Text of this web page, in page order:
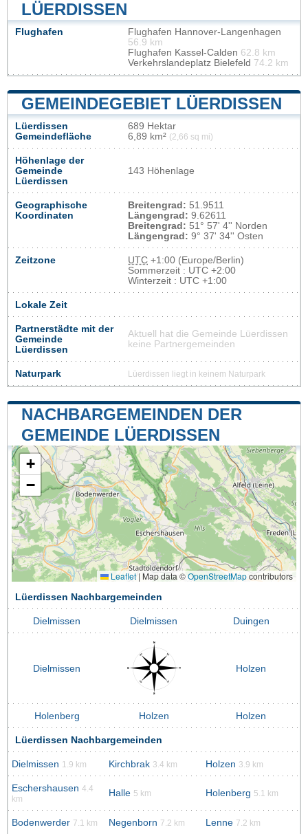
LÜERDISSEN
Flughafen
Flughafen Hannover-Langenhagen
56.9 km
Flughafen Kassel-Calden 62.8 km
Verkehrslandeplatz Bielefeld 74.2 km
GEMEINDEGEBIET LÜERDISSEN
Lüerdissen
Gemeindefläche
689 Hektar
6,89 km² (2,66 sq mi)
Höhenlage der
Gemeinde
Lüerdissen
143 Höhenlage
Geographische
Koordinaten
Breitengrad: 51.9511
Längengrad: 9.62611
Breitengrad: 51° 57' 4'' Norden
Längengrad: 9° 37' 34'' Osten
Zeitzone UTC +1:00 (Europe/Berlin)
Sommerzeit : UTC +2:00
Winterzeit : UTC +1:00
Lokale Zeit
Partnerstädte mit der
Gemeinde
Lüerdissen
Aktuell hat die Gemeinde Lüerdissen
keine Partnergemeinden
Naturpark Lüerdissen liegt in keinem Naturpark
NACHBARGEMEINDEN DER
GEMEINDE LÜERDISSEN
+
−
Leaflet | Map data ©OpenStreetMapcontributors
Lüerdissen Nachbargemeinden
Dielmissen Dielmissen Duingen
Dielmissen Holzen
Holenberg Holzen Holzen
Lüerdissen Nachbargemeinden
Dielmissen 1.9 km Kirchbrak 3.4 km Holzen 3.9 km
Eschershausen 4.4
km
Halle 5 km Holenberg 5.1 km
Bodenwerder 7.1 km Negenborn 7.2 km Lenne 7.2 km